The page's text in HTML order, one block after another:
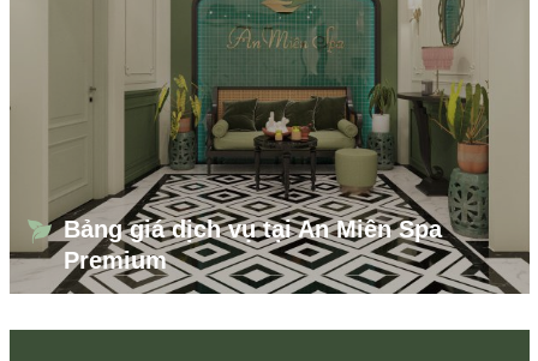
Bảng giá dịch vụ tại An Miên Spa
Premium